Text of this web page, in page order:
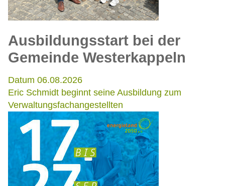
Ausbildungsstart bei der
Gemeinde Westerkappeln
Datum 06.08.2026
Eric Schmidt beginnt seine Ausbildung zum
Verwaltungsfachangestellten